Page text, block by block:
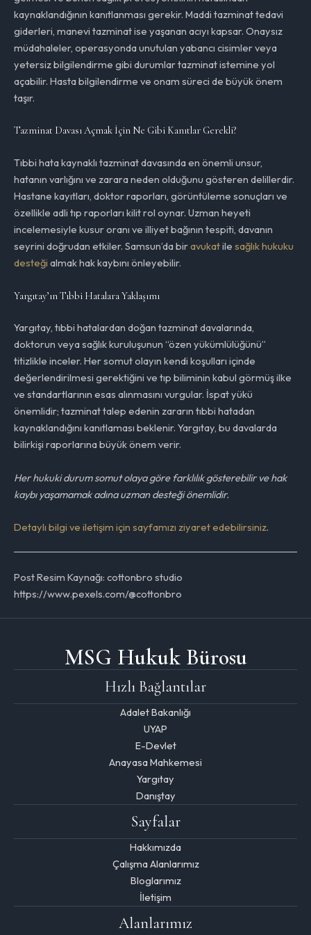
kaynaklandığının kanıtlanması gerekir. Maddi tazminat tedavi
giderleri, manevi tazminat ise yaşanan acıyı kapsar. Onaysız
müdahaleler, operasyonda unutulan yabancı cisimler veya
yetersiz bilgilendirme gibi durumlar tazminat istemine yol
açabilir. Hasta bilgilendirme ve onam süreci de büyük önem
taşır.
Tazminat Davası Açmak İçin Ne Gibi Kanıtlar Gerekli?
Tıbbi hata kaynaklı tazminat davasında en önemli unsur,
hatanın varlığını ve zarara neden olduğunu gösteren delillerdir.
Hastane kayıtları, doktor raporları, görüntüleme sonuçları ve
özellikle adli tıp raporları kilit rol oynar. Uzman heyeti
incelemesiyle kusur oranı ve illiyet bağının tespiti, davanın
seyrini doğrudan etkiler. Samsun’da biravukatile sağlık hukuku
desteği almak hak kaybını önleyebilir.
Yargıtay’ın Tıbbi Hatalara Yaklaşımı
Yargıtay, tıbbi hatalardan doğan tazminat davalarında,
doktorun veya sağlık kuruluşunun “özen yükümlülüğünü”
titizlikle inceler. Her somut olayın kendi koşulları içinde
değerlendirilmesi gerektiğini ve tıp biliminin kabul görmüş ilke
ve standartlarının esas alınmasını vurgular. İspat yükü
önemlidir; tazminat talep edenin zararın tıbbi hatadan
kaynaklandığını kanıtlaması beklenir. Yargıtay, bu davalarda
bilirkişi raporlarına büyük önem verir.
Her hukuki durum somut olaya göre farklılık gösterebilir ve hak
kaybı yaşamamak adına uzman desteği önemlidir.
Detaylı bilgi ve iletişim için sayfamızı ziyaret edebilirsiniz.
Post Resim Kaynağı: cottonbro studio
https://www.pexels.com/@cottonbro
MSG Hukuk Bürosu
Hızlı Bağlantılar
Adalet Bakanlığı
UYAP
E-Devlet
Anayasa Mahkemesi
Yargıtay
Danıştay
Sayfalar
Hakkımızda
Çalışma Alanlarımız
Bloglarımız
İletişim
Alanlarımız